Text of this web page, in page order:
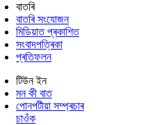
বাতৰি
বাতৰি সংযোজন
মিডিয়াত প্ৰকাশিত
সংবাদপত্ৰিকা
প্ৰতিফলন
টিউন ইন
মন কী বাত
পোনপটীয়া সম্প্ৰচাৰ
চাওঁক